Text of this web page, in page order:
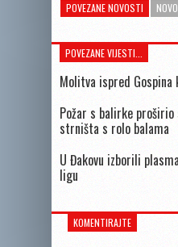
POVEZANE NOVOSTI
POVEZANE VIJESTI...
Molitva ispred Gospina
Požar s balirke
strništa s rolo balama
U Đakovu izborili
ligu
KOMENTIRAJTE